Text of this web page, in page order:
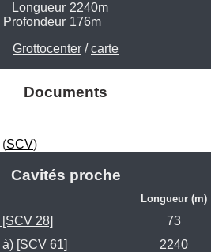
Longueur 2240m
Profondeur 176m
Grottocenter /carte
Documents
(SCV)
Cavités proche
Longueur (m)
28] 73
[SCV 61] 2240